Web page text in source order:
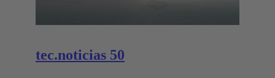
tec.noticias 50